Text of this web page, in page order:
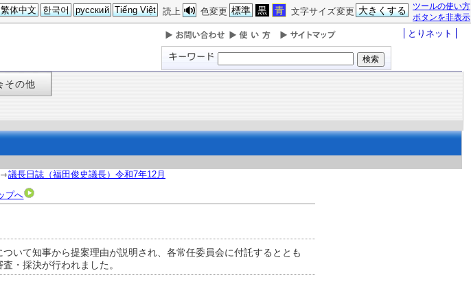
ツールの使い方
ボタンを非表示
文字サイズ変更 大きくする
色変更 標準 黒 青
読上
繁体中文 한국어 русский Tiếng Việt
とりネット
その他
議長日誌（福田俊史議長）令和7年12月
プへ
いて知事から提案理由が説明され、各常任委員会に付託するととも
・採決が行われました。